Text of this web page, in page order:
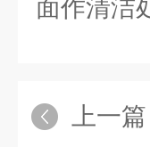
面作清洁
上一篇